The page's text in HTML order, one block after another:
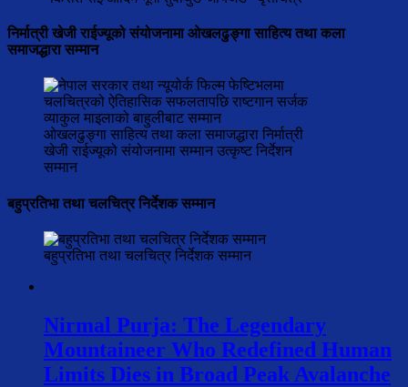
निर्मात्री खेजी राईज्यूको संयोजनामा ओखलढुङ्गा साहित्य तथा कला
समाजद्धारा सम्मान
ओखलढुङ्गा साहित्य तथा कला समाजद्धारा निर्मात्री
खेजी राईज्यूको संयोजनामा सम्मान उत्कृष्ट निर्देशन
सम्मान
बहुप्रतिभा तथा चलचित्र निर्देशक सम्मान
बहुप्रतिभा तथा चलचित्र निर्देशक सम्मान
Nirmal Purja: The Legendary
Mountaineer Who Redefined Human
Limits Dies in Broad Peak Avalanche